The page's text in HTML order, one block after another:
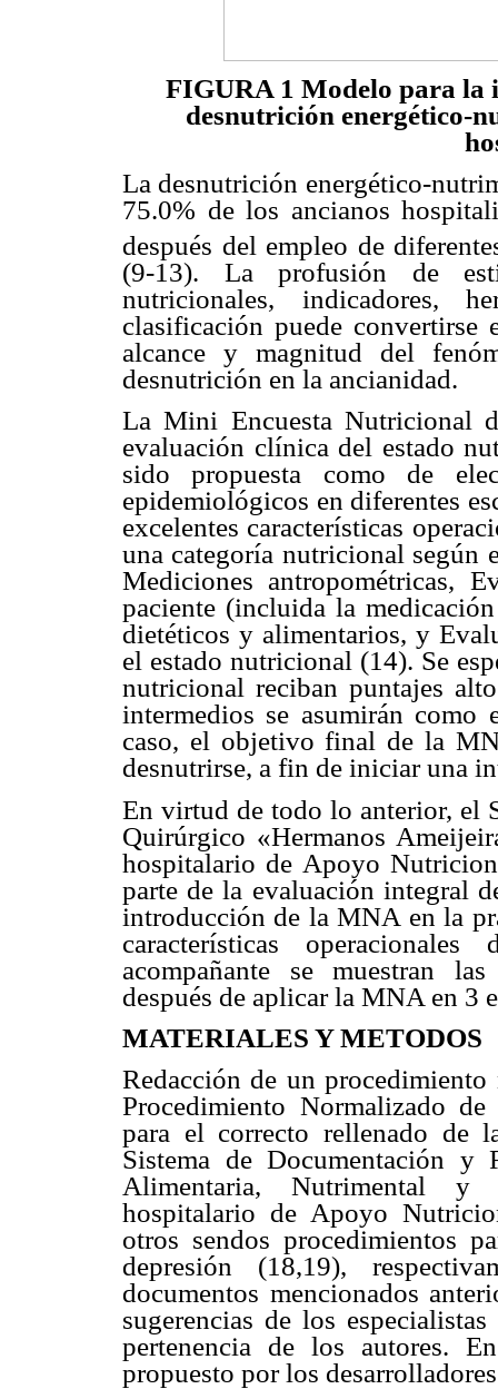
FIGURA 1 Modelo para la
desnutrición energético-
La desnutrición energético-
75.0% de los ancianos
después del empleo de
(9-13). La profusión de
nutricionales, indicadores,
clasificación puede convertirse
alcance y magnitud del
desnutrición en la ancianidad.
La Mini Encuesta Nutricional
evaluación clínica del estado
sido propuesta como de
epidemiológicos en diferentes
excelentes características
una categoría nutricional según
Mediciones antropométricas,
paciente (incluida la
dietéticos y alimentarios, y
el estado nutricional (14). Se
nutricional reciban puntajes
intermedios se asumirán como
caso, el objetivo final de la
desnutrirse, a fin de iniciar una
En virtud de todo lo anterior, el
Quirúrgico «Hermanos
hospitalario de Apoyo
parte de la evaluación integral
introducción de la MNA en la
características
acompañante se muestran
después de aplicar la MNA en 3
MATERIALES Y METODOS
Redacción de un
Procedimiento Normalizado
para el correcto rellenado de
Sistema de Documentación y
Alimentaria, Nutrimental
hospitalario de Apoyo
otros sendos procedimientos
depresión (18,19),
documentos mencionados
sugerencias de los
pertenencia de los autores.
propuesto por los